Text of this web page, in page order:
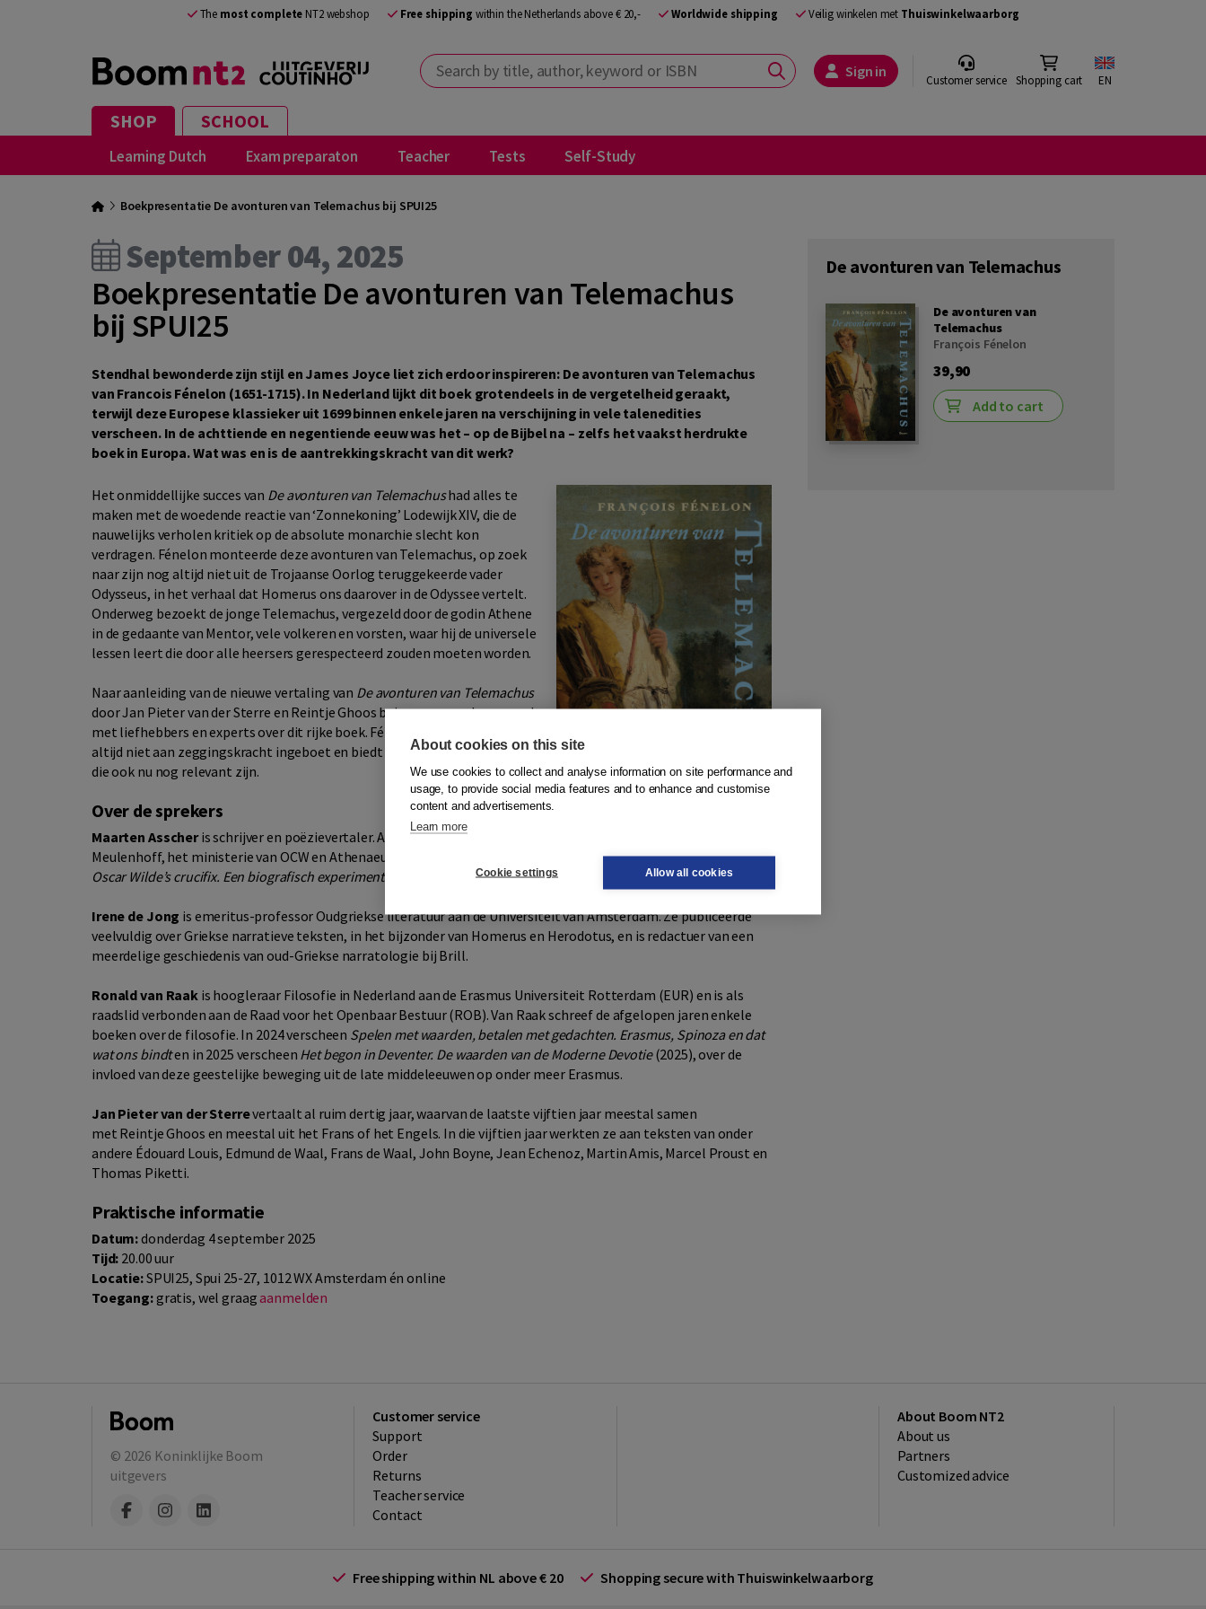
The most complete NT2 webshop Free shipping within the Netherlands above € 20,- Worldwide shipping Veilig winkelen met Thuiswinkelwaarborg
Search by title, author, keyword or ISBN Sign in Customer service Shopping cart EN
SHOP SCHOOL
Learning Dutch Exam preparaton Teacher Tests Self-Study
Boekpresentatie De avonturen van Telemachus bij SPUI25
September 04, 2025
Boekpresentatie De avonturen van Telemachus
bij SPUI25
Stendhal bewonderde zijn stijl en James Joyce liet zich erdoor inspireren: De avonturen van Telemachus
van Francois Fénelon (1651-1715). In Nederland lijkt dit boek grotendeels in de vergetelheid geraakt,
terwijl deze Europese klassieker uit 1699 binnen enkele jaren na verschijning in vele talenedities
verscheen. In de achttiende en negentiende eeuw was het – op de Bijbel na – zelfs het vaakst herdrukte
boek in Europa. Wat was en is de aantrekkingskracht van dit werk?
Het onmiddellijke succes van De avonturen van Telemachushad alles te
maken met de woedende reactie van ‘Zonnekoning’ Lodewijk XIV, die de
nauwelijks verholen kritiek op de absolute monarchie slecht kon
verdragen. Fénelon monteerde deze avonturen van Telemachus, op zoek
naar zijn nog altijd niet uit de Trojaanse Oorlog teruggekeerde vader
Odysseus, in het verhaal dat Homerus ons daarover in de Odyssee vertelt.
Onderweg bezoekt de jonge Telemachus, vergezeld door de godin Athene
in de gedaante van Mentor, vele volkeren en vorsten, waar hij de universele
lessen leert die door alle heersers gerespecteerd zouden moeten worden.
Naar aanleiding van de nieuwe vertaling van De avonturen van Telemachus
door Jan Pieter van der Sterre en Reintje Ghoos buigen we ons deze avond
met liefhebbers en experts over dit rijke boek. Fénelons stijl heeft nog
altijd niet aan zeggingskracht ingeboet en biedt daarbij politieke lessen
die ook nu nog relevant zijn.
Over de sprekers
Maarten Asscheris schrijver en poëzievertaler. Achtereenvolgens was hij werkzaam bij Uitgeverij J.M.
Meulenhoff, het ministerie van OCW en Athenaeum Boekhandel. In maart 2025 verscheen zijn jongste boek,
Oscar Wilde’s crucifix. Een biografisch experiment.
Irene de Jong is emeritus-professor Oudgriekse literatuur aan de Universiteit van Amsterdam. Ze publiceerde
veelvuldig over Griekse narratieve teksten, in het bijzonder van Homerus en Herodotus, en is redactuer van een
meerdelige geschiedenis van oud-Griekse narratologie bij Brill.
Ronald van Raakis hoogleraar Filosofie in Nederland aan de Erasmus Universiteit Rotterdam (EUR) en is als
raadslid verbonden aan de Raad voor het Openbaar Bestuur (ROB). Van Raak schreef de afgelopen jaren enkele
boeken over de filosofie. In 2024 verscheen Spelen met waarden, betalen met gedachten. Erasmus, Spinoza en dat
wat ons bindten in 2025 verscheen Het begon in Deventer. De waarden van de Moderne Devotie(2025), over de
invloed van deze geestelijke beweging uit de late middeleeuwen op onder meer Erasmus.
Jan Pieter van der Sterrevertaalt al ruim dertig jaar, waarvan de laatste vijftien jaar meestal samen
met Reintje Ghoos en meestal uit het Frans of het Engels. In die vijftien jaar werkten ze aan teksten van onder
andere Édouard Louis, Edmund de Waal, Frans de Waal, John Boyne, Jean Echenoz, Martin Amis, Marcel Proust en
Thomas Piketti.
Praktische informatie
Datum:donderdag 4 september 2025
Tijd: 20.00 uur
Locatie:SPUI25, Spui 25-27, 1012 WX Amsterdam én online
Toegang:gratis, wel graagaanmelden
De avonturen van Telemachus
De avonturen van
Telemachus
François Fénelon
39,90
Add to cart
© 2026 Koninklijke Boom
uitgevers
Customer service
Support
Order
Returns
Teacher service
Contact
About Boom NT2
About us
Partners
Customized advice
Free shipping within NL above € 20 Shopping secure with Thuiswinkelwaarborg
About cookies on this site
We use cookies to collect and analyse information on site performance and
usage, to provide social media features and to enhance and customise
content and advertisements.
Learn more
Cookie settings Allow all cookies